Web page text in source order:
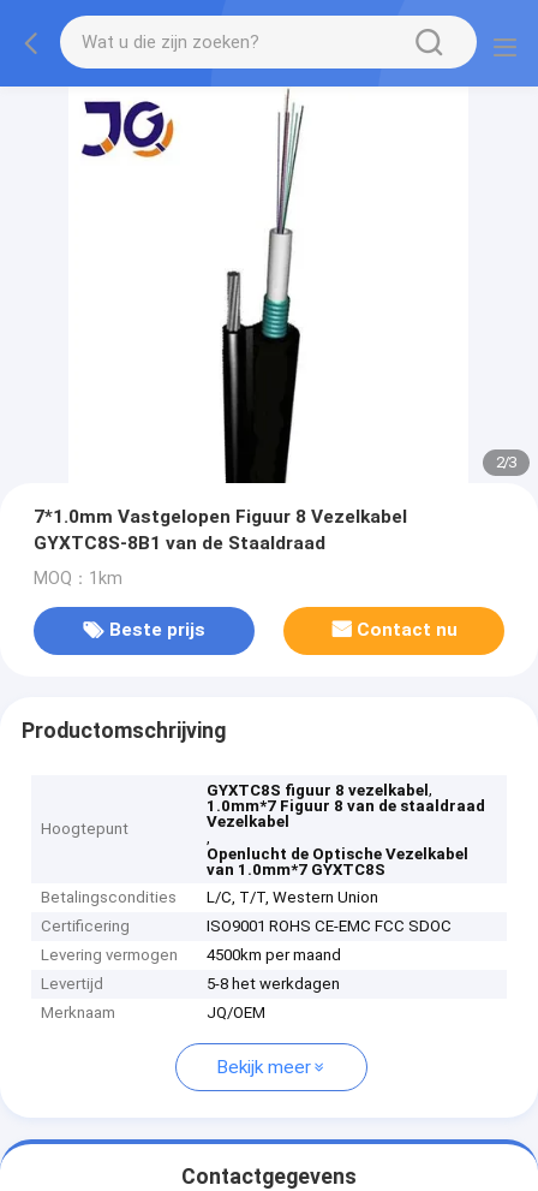
2/3
7*1.0mm Vastgelopen Figuur 8 Vezelkabel
GYXTC8S-8B1 van de Staaldraad
MOQ：1km
Beste prijs Contact nu
Productomschrijving
Hoogtepunt
GYXTC8S figuur 8 vezelkabel,
1.0mm*7 Figuur 8 van de staaldraad
Vezelkabel
,
Openlucht de Optische Vezelkabel
van 1.0mm*7 GYXTC8S
Betalingscondities
L/C, T/T, Western Union
Certificering
ISO9001 ROHS CE-EMC FCC SDOC
Levering vermogen
4500km per maand
Levertijd
5-8 het werkdagen
Merknaam
JQ/OEM
Bekijk meer
Contactgegevens